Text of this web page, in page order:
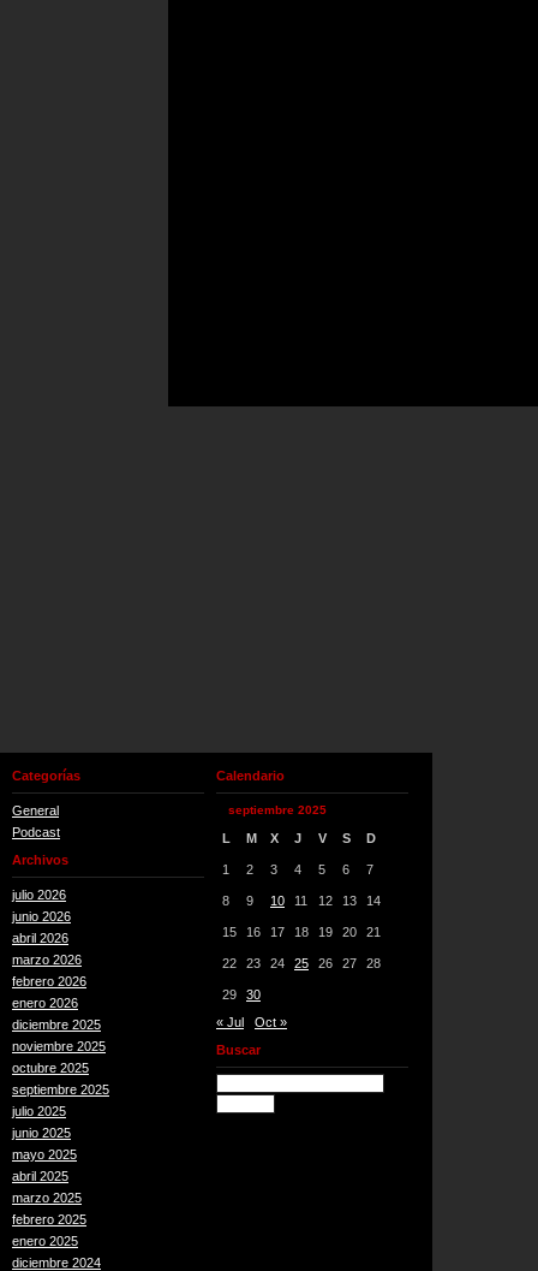
Categorías
General
Podcast
Archivos
julio 2026
junio 2026
abril 2026
marzo 2026
febrero 2026
enero 2026
diciembre 2025
noviembre 2025
octubre 2025
septiembre 2025
julio 2025
junio 2025
mayo 2025
abril 2025
marzo 2025
febrero 2025
enero 2025
diciembre 2024
Calendario
septiembre 2025
L M X J V S D
1 2 3 4 5 6 7
8 9 10 11 12 13 14
15 16 17 18 19 20 21
22 23 24 25 26 27 28
29
30
« Jul
Oct »
Buscar